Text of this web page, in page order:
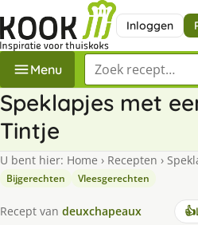
Inloggen
Menu Zoek een recept
Speklapjes met
Tintje
U bent hier: Home › Recepten ›
Bijgerechten Vleesgerechten
Recept van deuxchapeaux 👍